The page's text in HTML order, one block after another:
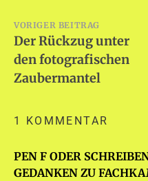
VORIGER BEITRAG
Der Rückzug unter
den fotografischen
Zaubermantel
1 KOMMENTAR
PEN F ODER
GEDANKEN ZU